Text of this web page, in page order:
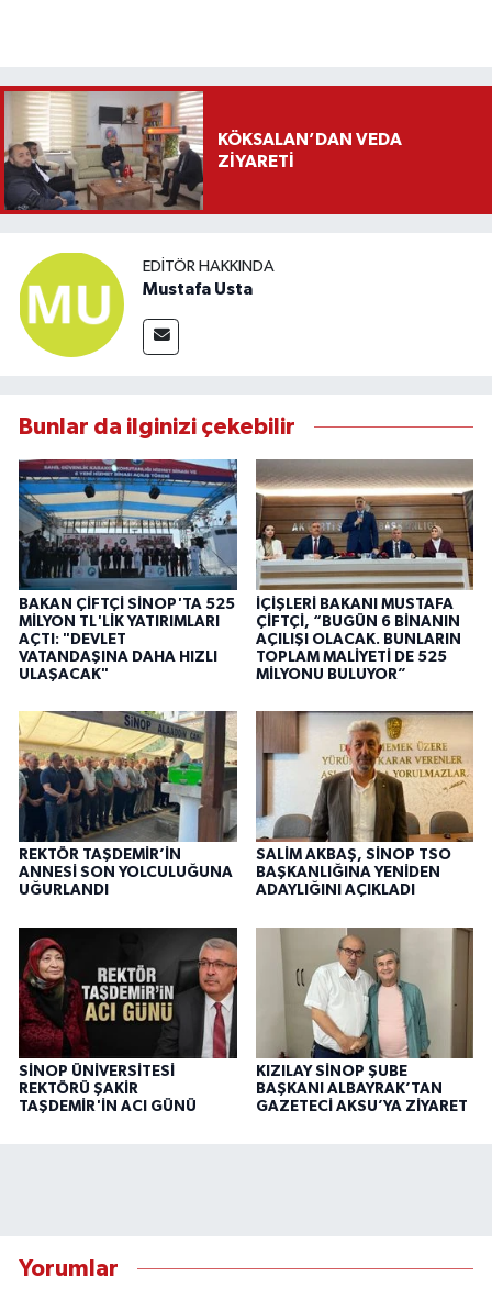
KÖKSALAN’DAN VEDA
ZİYARETİ
EDITÖR HAKKINDA
Mustafa Usta
Bunlar da ilginizi çekebilir
BAKAN ÇİFTÇİ SİNOP'TA 525
MİLYON TL'LİK YATIRIMLARI
AÇTI: "DEVLET
VATANDAŞINA DAHA HIZLI
ULAŞACAK"
İÇİŞLERİ BAKANI MUSTAFA
ÇİFTÇİ, “BUGÜN 6 BİNANIN
AÇILIŞI OLACAK. BUNLARIN
TOPLAM MALİYETİ DE 525
MİLYONU BULUYOR”
REKTÖR TAŞDEMİR’İN
ANNESİ SON YOLCULUĞUNA
UĞURLANDI
SALİM AKBAŞ, SİNOP TSO
BAŞKANLIĞINA YENİDEN
ADAYLIĞINI AÇIKLADI
SİNOP ÜNİVERSİTESİ
REKTÖRÜ ŞAKİR
TAŞDEMİR'İN ACI GÜNÜ
KIZILAY SİNOP ŞUBE
BAŞKANI ALBAYRAK’TAN
GAZETECİ AKSU’YA ZİYARET
Yorumlar